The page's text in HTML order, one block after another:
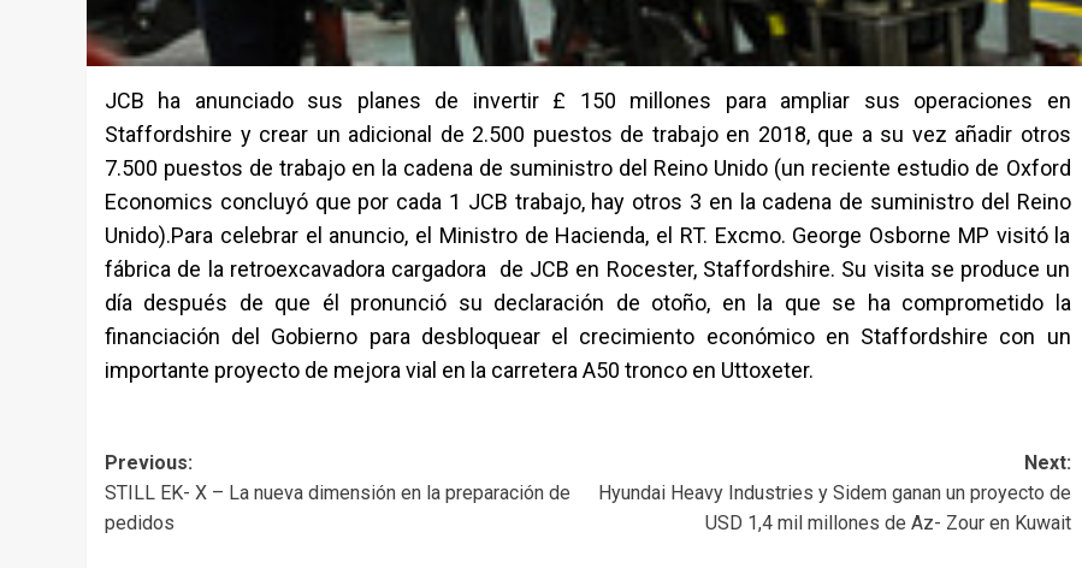
JCB ha anunciado sus planes de invertir £ 150 millones para ampliar sus operaciones en
Staffordshire y crear un adicional de 2.500 puestos de trabajo en 2018, que a su vez añadir otros
7.500 puestos de trabajo en la cadena de suministro del Reino Unido (un reciente estudio de Oxford
Economics concluyó que por cada 1 JCB trabajo, hay otros 3 en la cadena de suministro del Reino
Unido).Para celebrar el anuncio, el Ministro de Hacienda, el RT. Excmo. George Osborne MP visitó la
fábrica de la retroexcavadora cargadora de JCB en Rocester, Staffordshire. Su visita se produce un
día después de que él pronunció su declaración de otoño, en la que se ha comprometido la
financiación del Gobierno para desbloquear el crecimiento económico en Staffordshire con un
importante proyecto de mejora vial en la carretera A50 tronco en Uttoxeter.
Post
navigation
Previous:
STILL EK- X – La nueva dimensión en la preparación de
pedidos
Next:
Hyundai Heavy Industries y Sidem ganan un proyecto de
USD 1,4 mil millones de Az- Zour en Kuwait